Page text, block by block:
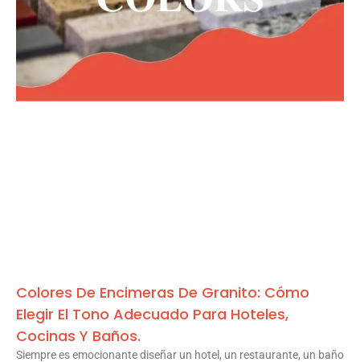
Colores De Encimeras De Granito: Cómo
Elegir El Tono Adecuado Para Hoteles,
Cocinas Y Baños.
Siempre es emocionante diseñar un hotel, un restaurante, un baño